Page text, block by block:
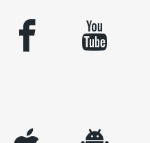
facebook youtube